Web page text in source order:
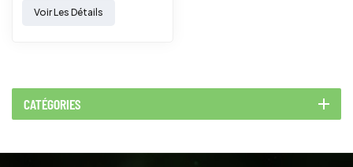
Voir Les Détails
CATÉGORIES